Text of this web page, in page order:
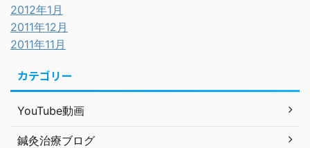
2012年1月
2011年12月
2011年11月
カテゴリー
YouTube動画
鍼灸治療ブログ